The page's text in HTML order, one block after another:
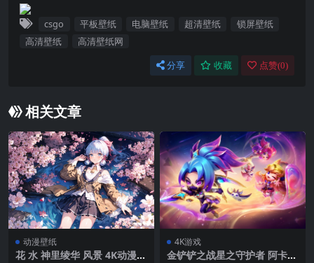
csgo 平板壁纸 电脑壁纸 超清壁纸
锁屏壁纸
高清壁纸
高清壁纸网
分享 收藏 点赞(0)
相关文章
动漫壁纸
花 水 神里绫华 风景 4K动漫美
4K游戏
金铲铲之战星之守护者 阿卡丽